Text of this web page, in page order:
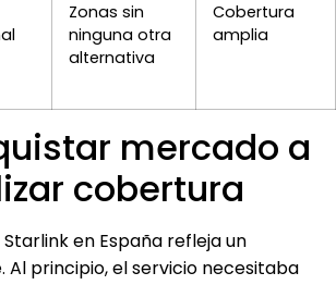
Zonas sin
ninguna otra
alternativa
Cobertura
amplia
mercado a
cobertura
en España refleja un
Al principio, el servicio necesitaba